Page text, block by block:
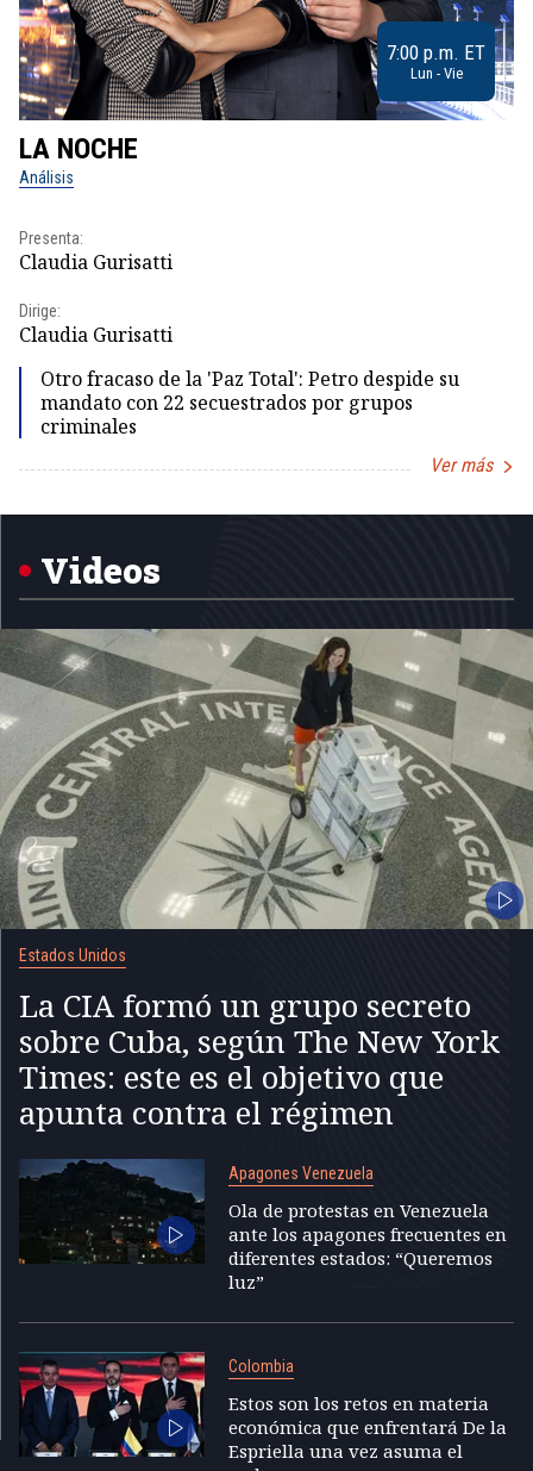
7:00 p.m. ET
Lun - Vie
LA NOCHE
Análisis
Presenta:
Claudia Gurisatti
Dirige:
Claudia Gurisatti
Otro fracaso de la 'Paz Total': Petro despide su
mandato con 22 secuestrados por grupos
criminales
Ver más
1
Videos
Estados Unidos
La CIA formó un grupo secreto
sobre Cuba, según The New York
Times: este es el objetivo que
apunta contra el régimen
Apagones Venezuela
Ola de protestas en Venezuela
ante los apagones frecuentes en
diferentes estados: “Queremos
luz”
Colombia
Estos son los retos en materia
económica que enfrentará De la
Espriella una vez asuma el